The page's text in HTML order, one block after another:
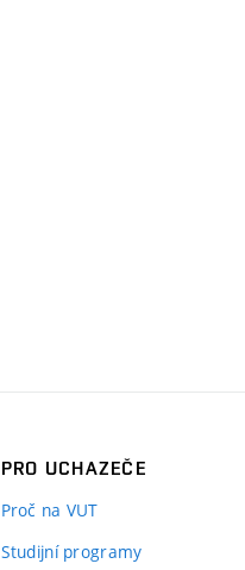
PRO UCHAZEČE
Proč na VUT
Studijní programy